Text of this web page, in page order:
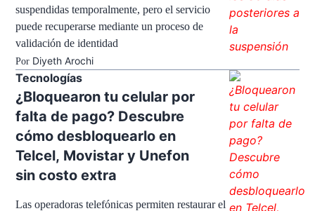
suspendidas temporalmente, pero el servicio
puede recuperarse mediante un proceso de
validación de identidad
Por Diyeth Arochi
Tecnologías
¿Bloquearon tu celular por
falta de pago? Descubre
cómo desbloquearlo en
Telcel, Movistar y Unefon
sin costo extra
Las operadoras telefónicas permiten restaurar el